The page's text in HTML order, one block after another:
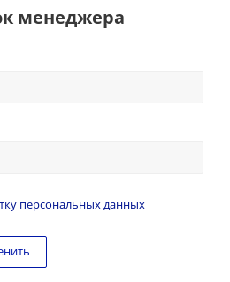
менеджера
персональных данных